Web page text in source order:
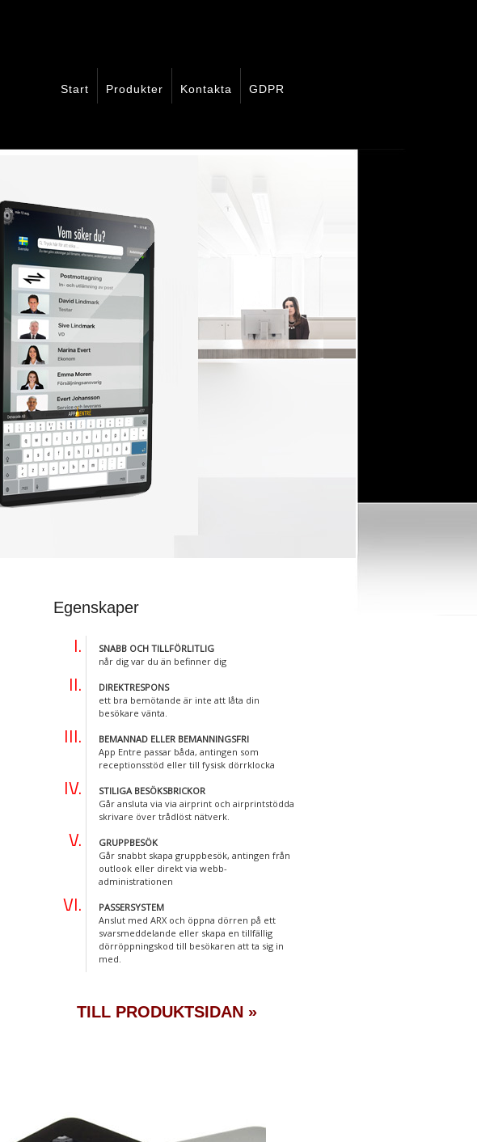
Start Produkter Kontakta GDPR
Egenskaper
SNABB OCH TILLFÖRLITLIG
når dig var du än befinner dig
DIREKTRESPONS
ett bra bemötande är inte att låta din
besökare vänta.
BEMANNAD ELLER BEMANNINGSFRI
App Entre passar båda, antingen som
receptionsstöd eller till fysisk dörrklocka
STILIGA BESÖKSBRICKOR
Går ansluta via via airprint och airprintstödda
skrivare över trådlöst nätverk.
GRUPPBESÖK
Går snabbt skapa gruppbesök, antingen från
outlook eller direkt via webb-
administrationen
PASSERSYSTEM
Anslut med ARX och öppna dörren på ett
svarsmeddelande eller skapa en tillfällig
dörröppningskod till besökaren att ta sig in
med.
TILL PRODUKTSIDAN »